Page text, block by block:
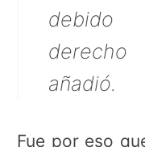
añadió.
Fue por eso